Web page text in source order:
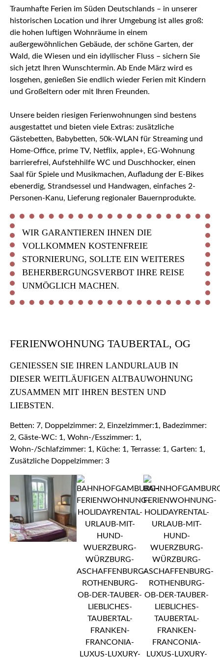
Traumhafte Ferien im Süden Deutschlands – in unserer
historischen Location und ihrer Umgebung ist alles groß:
die hohen luftigen Wohnräume in einem
außergewöhnlichen Gebäude, der schöne Garten, der
Wald, die Wiesen und ein idyllischer Fluss – sichern Sie
sich jetzt Ihren Wunschtermin. Ab Ende März wird es
losgehen, genießen Sie endlich wieder Ferien mit Kindern
und Großeltern oder mit Ihren Freunden.
Unsere beiden riesigen Ferienwohnungen sind bestens
ausgestattet und bieten viele Extras: zusätzliche
Gästebetten, Babybetten, 50k-WLAN für Streaming und
Home-Office, prime TV, Netflix, apple+, EG-Wohnung
barrierefrei, Aufstehhilfe WC und Duschhocker, einen
Saal für Spiele und Musikmachen, Aufladung der E-Bikes
ebenerdig, Strandsessel und Handwagen, einfaches 2-
Personen-Kanu, Lieferung regionaler Bauernprodukte.
WIR GARANTIEREN IHNEN DIE
VOLLKOMMEN KOSTENFREIE
STORNIERUNG, SOLLTE EIN WEITERES
BEHERBERGUNGSVERBOT IHRE REISE
UNMÖGLICH MACHEN.
FERIENWOHNUNG TAUBERTAL, OG
GENIESSEN SIE IHREN LANDURLAUB IN D
IESER WEITLÄUFIGEN ALTBAUWOHNUNG Z
USAMMEN MIT IHREN BESTEN UND L
IEBSTEN.
Betten: 7, Doppelzimmer: 2, Einzelzimmer:1, Badezimmer:
2, Gäste-WC: 1, Wohn-/Esszimmer: 1,
Wohn-/Schlafzimmer: 1, Küche: 1, Terrasse: 1, Garten: 1,
Zusätzliche Doppelzimmer: 3